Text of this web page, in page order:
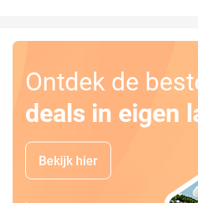
Ontdek de
deals in eigen
Bekijk hier